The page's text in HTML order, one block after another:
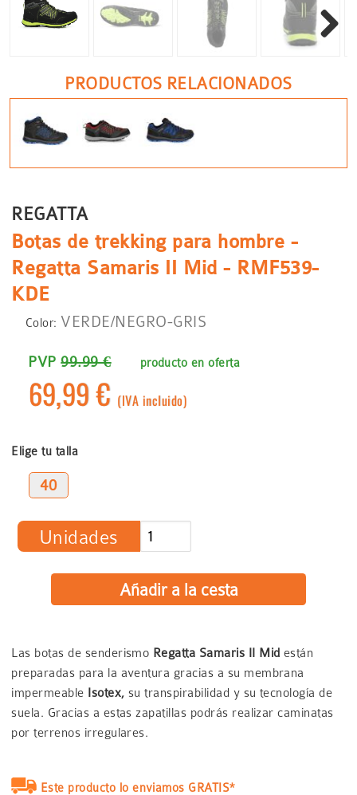
PRODUCTOS RELACIONADOS
REGATTA
Botas de trekking para hombre -
Regatta Samaris II Mid - RMF539-
KDE
Color: VERDE/NEGRO-GRIS
PVP99.99 € producto en oferta
69,99 € (IVA incluido)
Elige tu talla
40
Unidades
Las botas de senderismo Regatta Samaris II Mid están
preparadas para la aventura gracias a su membrana
impermeable Isotex, su transpirabilidad y su tecnología de
suela. Gracias a estas zapatillas podrás realizar caminatas
por terrenos irregulares.
Este producto lo enviamos GRATIS*